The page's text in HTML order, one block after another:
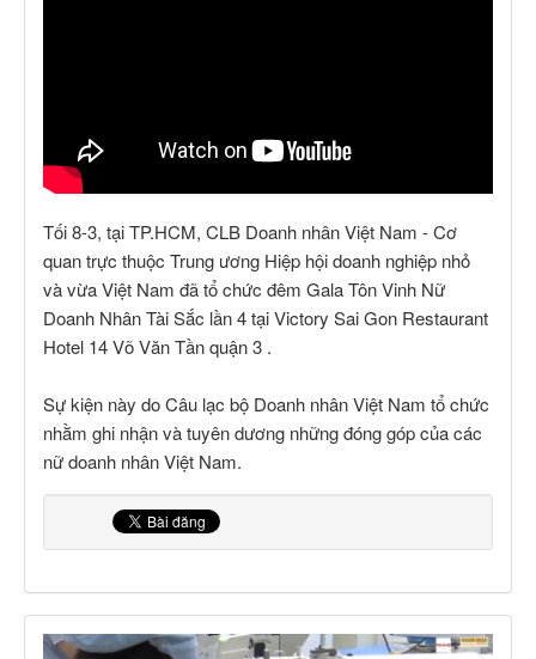
Tối 8-3, tại TP.HCM, CLB Doanh nhân Việt Nam - Cơ
quan trực thuộc Trung ương Hiệp hội doanh nghiệp nhỏ
và vừa Việt Nam đã tổ chức đêm Gala Tôn Vinh Nữ
Doanh Nhân Tài Sắc lần 4 tại Victory Sai Gon Restaurant
Hotel 14 Võ Văn Tần quận 3 .
Sự kiện này do Câu lạc bộ Doanh nhân Việt Nam tổ chức
nhằm ghi nhận và tuyên dương những đóng góp của các
nữ doanh nhân Việt Nam.